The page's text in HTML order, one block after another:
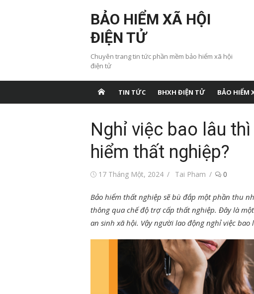
BẢO HIỂM XÃ HỘI
ĐIỆN TỬ
Chuyên trang tin tức phần mềm bảo hiểm xã hội
điện tử
TIN TỨC BHXH ĐIỆN TỬ BẢO HIỂM
Nghỉ việc bao lâu
hiểm thất nghiệp?
Đăng17 Tháng Một, 2024
Tác
Tai Pham 0
Bảo hiểm thất nghiệp sẽ bù đắp một phần thu
thông qua chế độ trợ cấp thất nghiệp. Đây là
an sinh xã hội. Vậy người lao động nghỉ việc